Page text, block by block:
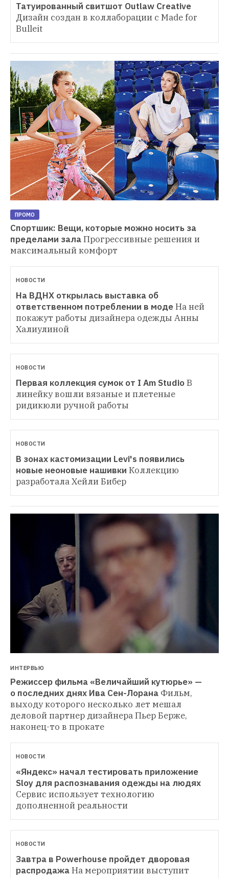
Татуированный свитшот Outlaw Creative
Дизайн создан в коллаборации с Made for
Bulleit
ПРОМО
Спортшик: Вещи, которые можно носить за
пределами залаПрогрессивные решения и
максимальный комфорт
НОВОСТИ
На ВДНХ открылась выставка об
ответственном потреблении в модеНа ней
покажут работы дизайнера одежды Анны
Халиулиной
НОВОСТИ
Первая коллекция сумок от I Am StudioВ
линейку вошли вязаные и плетеные
ридикюли ручной работы
НОВОСТИ
В зонах кастомизации Levi's появились
новые неоновые нашивки Коллекцию
разработала Хейли Бибер
ИНТЕРВЬЮ
Режиссер фильма «Величайший кутюрье» —
о последних днях Ива Сен-Лорана Фильм,
выходу которого несколько лет мешал
деловой партнер дизайнера Пьер Берже,
наконец-то в прокате
НОВОСТИ
«Яндекс» начал тестировать приложение
Sloy для распознавания одежды на людях
Сервис использует технологию
дополненной реальности
НОВОСТИ
Завтра в Powerhouse пройдет дворовая
распродажаНа мероприятии выступит